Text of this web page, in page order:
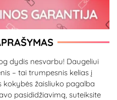
dydis nesvarbu! Daugeliui
– tai trumpesnis kelias į
kokybės žaisliuko pagalba
pasididžiavimą, suteiksite